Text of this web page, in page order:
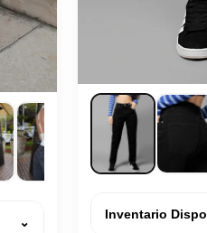
⌄
Inventario